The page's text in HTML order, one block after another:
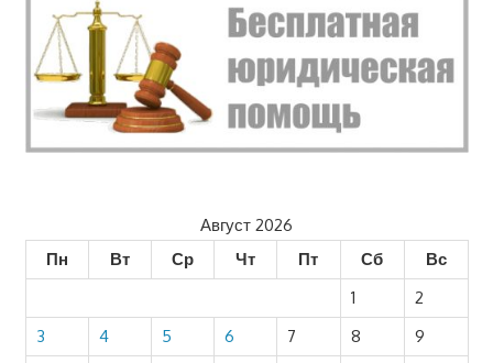
Август 2026
Пн
Вт Ср Чт Пт Сб
Вс
1
2
3
4 5 6 7 8
9